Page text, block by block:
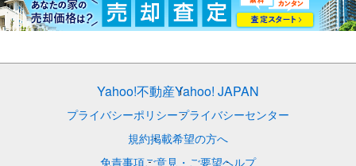
Yahoo!不動産Yahoo! JAPAN
プライバシーポリシープライバシーセンター
規約掲載希望の方へ
免責事項ご意見・ご要望ヘルプ